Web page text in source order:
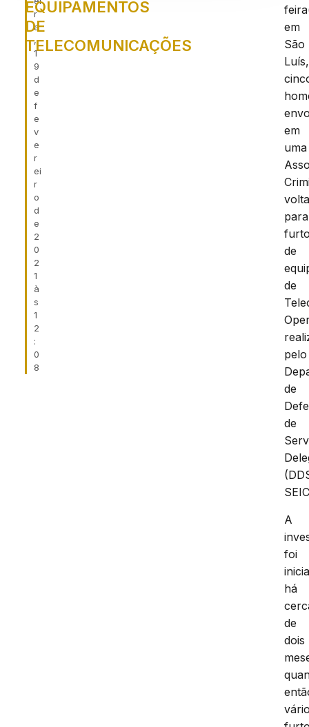
r
a
,
1
9
d
e
f
e
v
e
r
ei
r
o
d
e
2
0
2
1
à
s
1
2
:
0
8
EQUIPAMENTOS
DE
TELECOMUNICAÇÕES
em
São
Luís,
em
uma
para
de
de
pelo
de
de
A
foi
há
de
dois